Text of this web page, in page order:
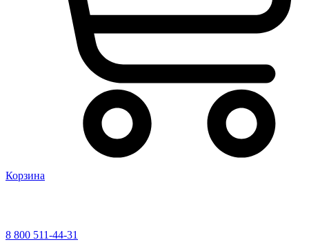
Корзина
8 800 511-44-31